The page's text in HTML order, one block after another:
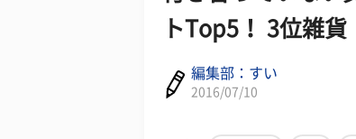
トTop5！ 3位雑貨
編集部：すい
2016/07/10